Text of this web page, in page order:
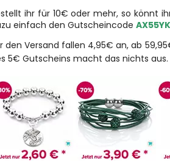
ihr für 10€ oder mehr, so könnt
einfach den Gutscheincode AX55YK
den Versand fallen 4,95€ an, ab
5€ Gutscheins macht das nichts aus.